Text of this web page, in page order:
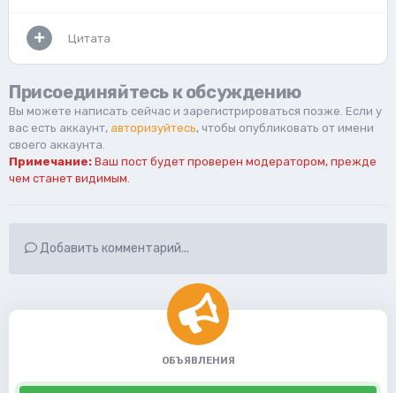
Цитата
Присоединяйтесь к обсуждению
Вы можете написать сейчас и зарегистрироваться позже. Если у
вас есть аккаунт, авторизуйтесь, чтобы опубликовать от имени
своего аккаунта.
Примечание: Ваш пост будет проверен модератором, прежде
чем станет видимым.
Добавить комментарий...
ОБЪЯВЛЕНИЯ